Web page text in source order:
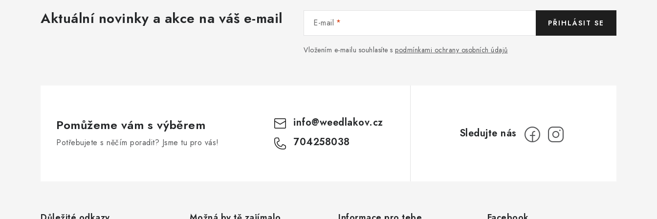
Aktuální novinky a akce na váš e-mail E-mail
Vložením e-mailu souhlasíte s podmínkami ochrany osobních údajů
PŘIHLÁSIT SE
Pomůžeme vám s výběrem
Potřebujete s něčím poradit? Jsme tu pro vás!
info@weedlakov.cz
704258038